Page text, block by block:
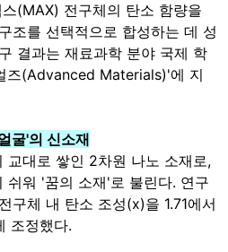
(MAX) 전구체의 탄소 함량을
조를 선택적으로 합성하는 데 성
결과는 재료과학 분야 국제 학
즈(Advanced Materials)'에 지
굴'의 신소재
교대로 쌓인 2차원 나노 소재로,
쉬워 '꿈의 소재'로 불린다. 연구
구체 내 탄소 조성(x)을 1.71에서
조정했다.